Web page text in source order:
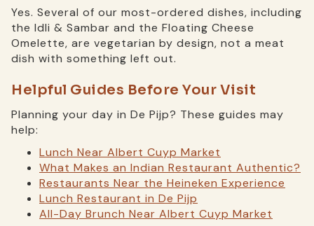
Yes. Several of our most-ordered dishes, including
the Idli & Sambar and the Floating Cheese
Omelette, are vegetarian by design, not a meat
dish with something left out.
Helpful Guides Before Your Visit
Planning your day in De Pijp? These guides may
help:
Lunch Near Albert Cuyp Market
What Makes an Indian Restaurant Authentic?
Restaurants Near the Heineken Experience
Lunch Restaurant in De Pijp
All-Day Brunch Near Albert Cuyp Market